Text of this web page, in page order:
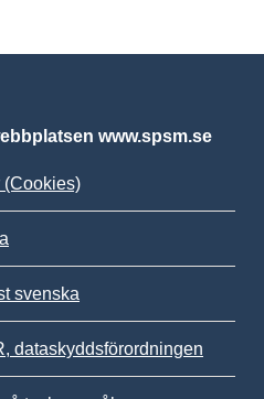
www.spsm.se
(Cookies)
svenska
dataskyddsförordningen